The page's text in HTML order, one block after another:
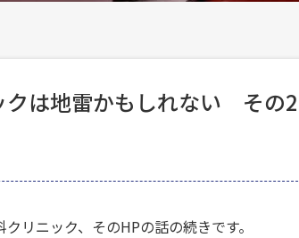
クは地雷かもしれない その2
リニック、そのHPの話の続きです。